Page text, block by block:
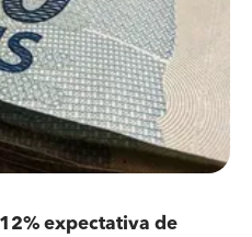
expectativa de